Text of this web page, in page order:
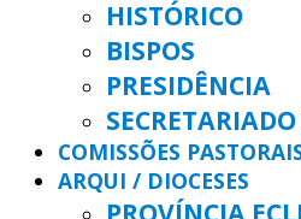
HISTÓRICO
BISPOS
PRESIDÊNCIA
COMISSÕES
ARQUI / DIOCESES